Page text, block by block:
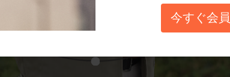
ライフプランナー・コレクション
ISSEY MIYAKE | モレスキン のコレク
スライド表示2
スライド表示3
今すぐ会